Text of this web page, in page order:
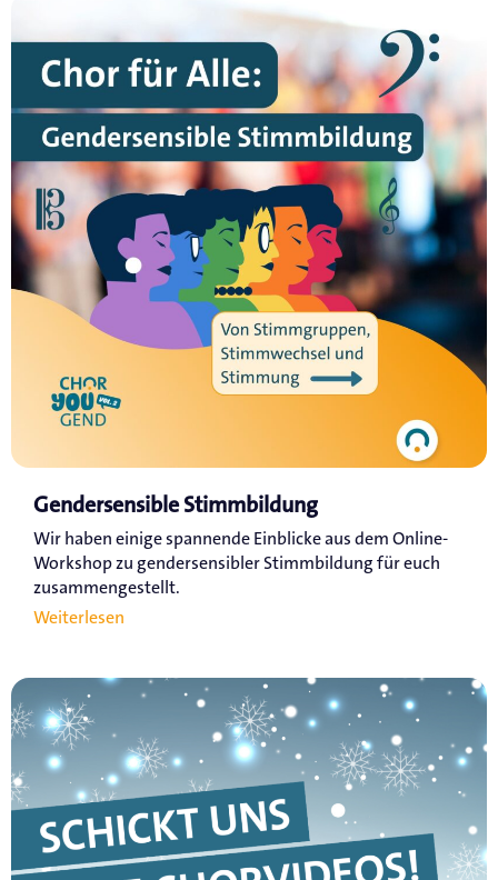
Gendersensible Stimmbildung
Wir haben einige spannende Einblicke aus dem Online-
Workshop zu gendersensibler Stimmbildung für euch
zusammengestellt.
Weiterlesen